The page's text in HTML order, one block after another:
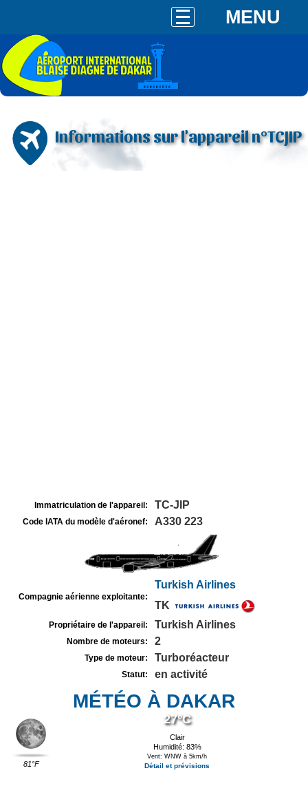
MENU
Informations sur l'appareil n°TCJIP
Immatriculation de l'appareil: TC-JIP
Code IATA du modèle d'aéronef: A330 223
Compagnie aérienne exploitante:
Turkish Airlines
TK
Propriétaire de l'appareil: Turkish Airlines
Nombre de moteurs: 2
Type de moteur: Turboréacteur
Statut: en activité
MÉTÉO À DAKAR
81°F
27°C
Clair
Humidité: 83%
Vent: WNW à 5km/h
Détail et prévisions